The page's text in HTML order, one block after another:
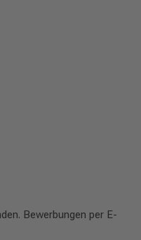
Bewerbungen per E-